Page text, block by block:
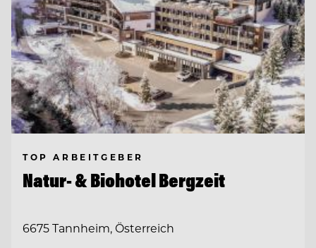
TOP ARBEITGEBER
Natur- & Biohotel Bergzeit
6675 Tannheim, Österreich